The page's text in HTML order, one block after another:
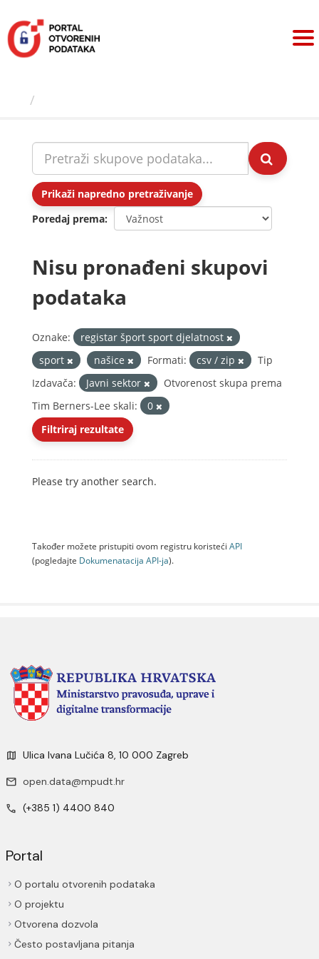
sadržaj
Prikaži napredno pretraživanje
Poredaj prema
Nisu pronađeni skupovi
podataka
Oznake:
registar šport sport djelatnost
sport
našice Formati: csv / zip
Tip
Izdavača:
Javni sektor
Otvorenost skupa prema
Tim Berners-Lee skali:
0
Filtriraj rezultate
Please try another search.
Također možete pristupiti ovom registru koristeći API
(pogledajte Dokumenаtаcijа API-jа).